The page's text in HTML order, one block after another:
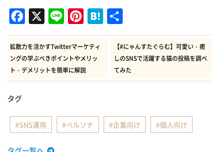
Facebook
X LinePinterest
Hatena
有
拡散力を活かすTwitterマーケティ
ングの学ぶべきポイントやメリッ
ト・デメリットを簡単に解説
【#にゃんすたぐらむ】可愛い・癒
しのSNSで活躍する猫の投稿を調べ
てみた
タグ
SNS運用 ペルソナ 企業向け 個人向け